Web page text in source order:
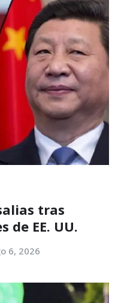
tras
de EE. UU.
6, 2026